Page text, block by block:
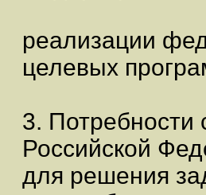
реализации
целевых
3. Потребности
Российской
для решения